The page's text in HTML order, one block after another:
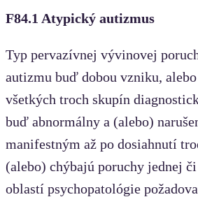
F84.1 Atypický autizmus
Typ pervazívnej vývinovej
autizmu buď dobou vzniku,
všetkých troch skupín
buď abnormálny a (alebo)
manifestným až po dosiahnutí
(alebo) chýbajú poruchy jednej
oblastí psychopatológie